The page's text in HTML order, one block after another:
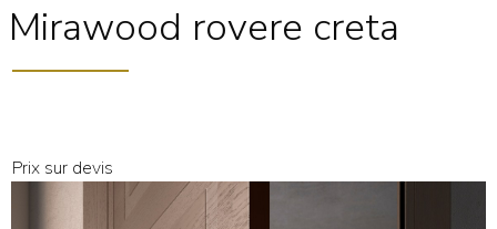
Mirawood rovere creta
Prix sur devis